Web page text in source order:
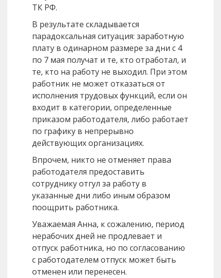
ТК РФ.
В результате складывается
парадоксальная ситуация: заработную
плату в одинарном размере за дни с 4
по 7 мая получат и те, кто отработал, и
те, кто на работу не выходил. При этом
работник не может отказаться от
исполнения трудовых функций, если он
входит в категории, определенные
приказом работодателя, либо работает
по графику в непрерывно
действующих организациях.
Впрочем, никто не отменяет права
работодателя предоставить
сотруднику отгул за работу в
указанные дни либо иным образом
поощрить работника.
Уважаемая Анна, к сожалению, период
нерабочих дней не продлевает и
отпуск работника, но по согласованию
с работодателем отпуск может быть
отменен или перенесен.